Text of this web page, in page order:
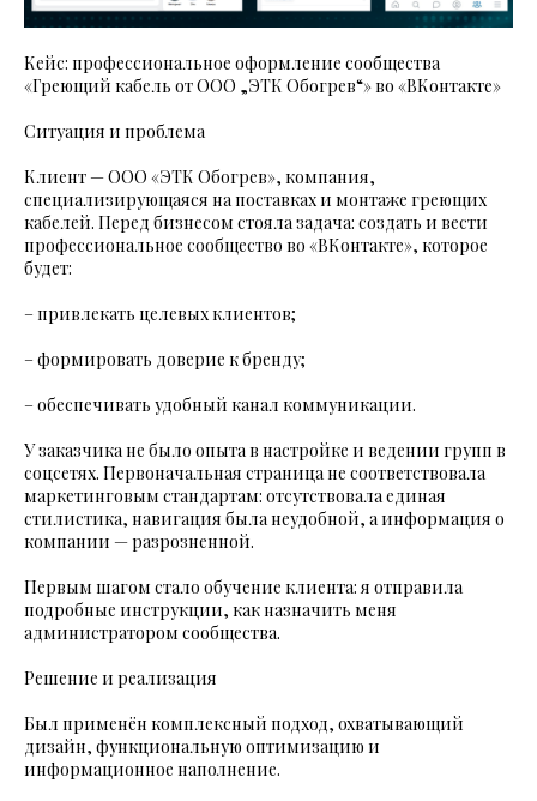
Кейс: профессиональное оформление сообщества
«Греющий кабель от ООО „ЭТК Обогрев“» во «ВКонтакте»
Ситуация и проблема
Клиент — ООО «ЭТК Обогрев», компания,
специализирующаяся на поставках и монтаже греющих
кабелей. Перед бизнесом стояла задача: создать и вести
профессиональное сообщество во «ВКонтакте», которое
будет:
– привлекать целевых клиентов;
– формировать доверие к бренду;
– обеспечивать удобный канал коммуникации.
У заказчика не было опыта в настройке и ведении групп в
соцсетях. Первоначальная страница не соответствовала
маркетинговым стандартам: отсутствовала единая
стилистика, навигация была неудобной, а информация о
компании — разрозненной.
Первым шагом стало обучение клиента: я отправила
подробные инструкции, как назначить меня
администратором сообщества.
Решение и реализация
Был применён комплексный подход, охватывающий
дизайн, функциональную оптимизацию и
информационное наполнение.